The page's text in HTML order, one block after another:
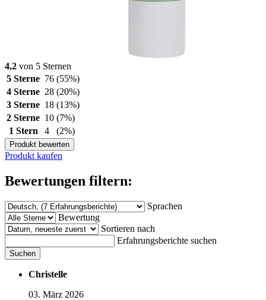
4,2 von 5 Sternen
5 Sterne 76 (55%)
4 Sterne 28 (20%)
3 Sterne 18 (13%)
2 Sterne 10 (7%)
1 Stern
4 (2%)
Produkt bewerten
Produkt kaufen
Bewertungen filtern:
Sprachen
Bewertung
Sortieren nach
Erfahrungsberichte suchen
Suchen
Christelle
03. März 2026